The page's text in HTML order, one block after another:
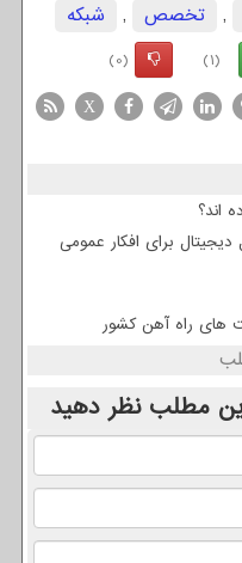
, تخصص ,
شبكه
(1)
(0)
X
اند؟
برای افکار عمومی
های راه آهن کشور
مطلب نظر دهید